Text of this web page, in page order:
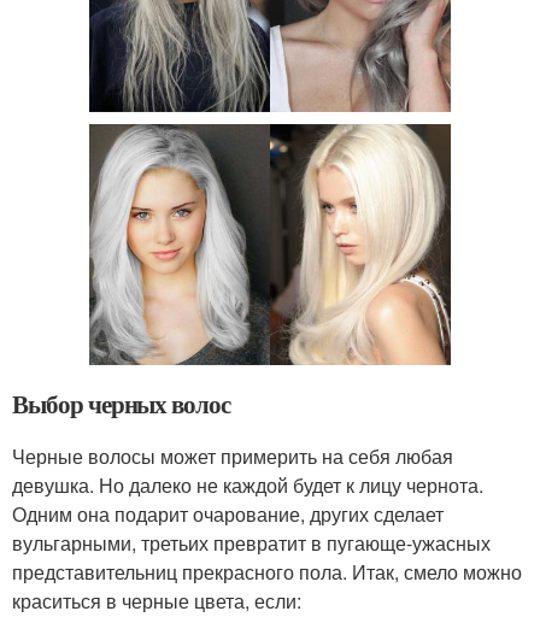
Выбор черных волос
Черные волосы может примерить на себя любая
девушка. Но далеко не каждой будет к лицу чернота.
Одним она подарит очарование, других сделает
вульгарными, третьих превратит в пугающе-ужасных
представительниц прекрасного пола. Итак, смело можно
краситься в черные цвета, если: